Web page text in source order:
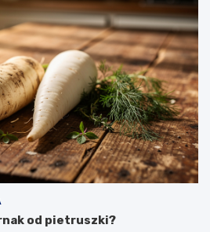
od pietruszki?